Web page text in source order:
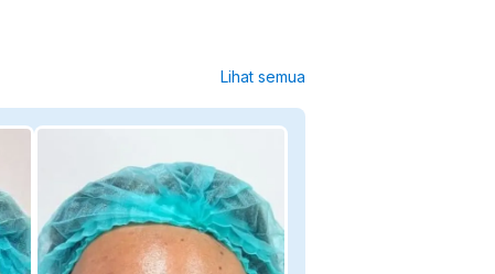
berpindah ke area lain.
❌ Hindari Olahraga Berat: Istirahatkan
tubuh dari gym atau aktivitas fisik berat
peningkatan aliran darah yang bisa
menggeser posisi Botox.
❌ Jauhi Suhu Panas: Hindari sauna, mandi
air panas, atau paparan matahari berlebih
selama 2 hari pertama.
Lihat semua